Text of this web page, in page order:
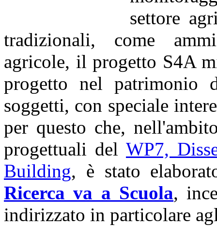
settore
tradizionali, come
agricole, il progetto S4A
progetto nel patrimonio
soggetti, con speciale
per questo che,
progettuali del WP7,
Building, è stato
Ricerca va a Scuola,
indirizzato in particolare